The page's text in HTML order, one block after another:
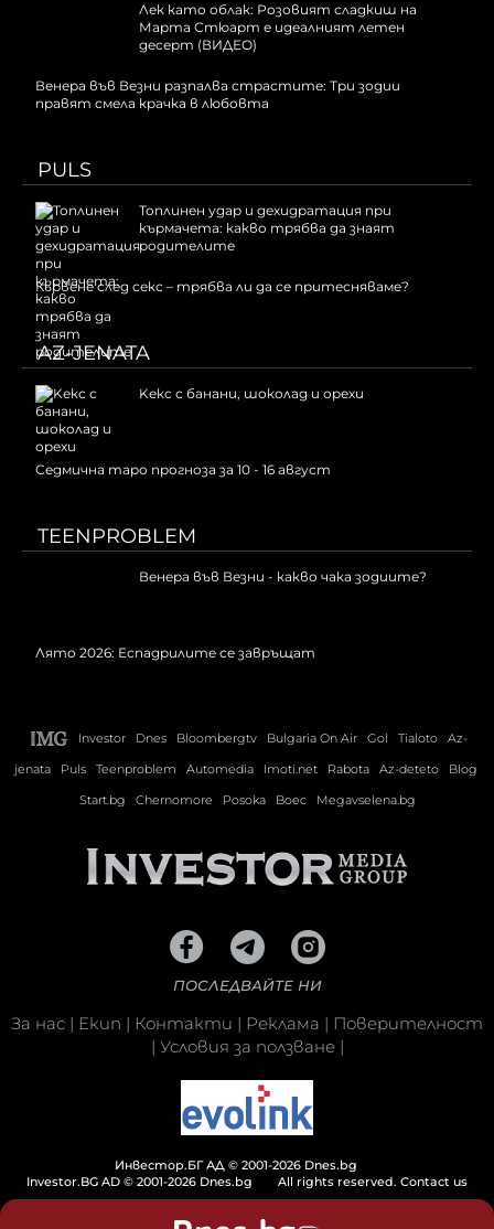
Лек като облак: Розовият сладкиш на
Марта Стюарт е идеалният летен
десерт (ВИДЕО)
Венера във Везни разпалва страстите: Три зодии
правят смела крачка в любовта
PULS
Топлинен удар и дехидратация при
кърмачета: какво трябва да знаят
родителите
Кървене след секс – трябва ли да се притесняваме?
AZ-JENATA
Kекс с банани, шоколад и орехи
Седмична таро прогноза за 10 - 16 август
TEENPROBLEM
Венера във Везни - какво чака зодиите?
Лято 2026: Еспадрилите се завръщат
Investor Dnes Bloombergtv Bulgaria On Air Gol Tialoto
Az-
jenata
Puls Teenproblem Automedia Imoti.net Rabota Az-deteto
Blog
Start.bg
Chernomore Posoka Boec Megavselena.bg
ПОСЛЕДВАЙТЕ НИ
За нас | Екип | Контакти | Реклама | Поверителност
| Условия за ползване|
Инвестор.БГ АД © 2001-2026 Dnes.bg
Investor.BG AD © 2001-2026 Dnes.bg
All rights reserved. Contact us